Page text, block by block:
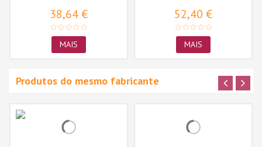
38,64 €
MAIS
52,40 €
MAIS
Produtos do mesmo fabricante